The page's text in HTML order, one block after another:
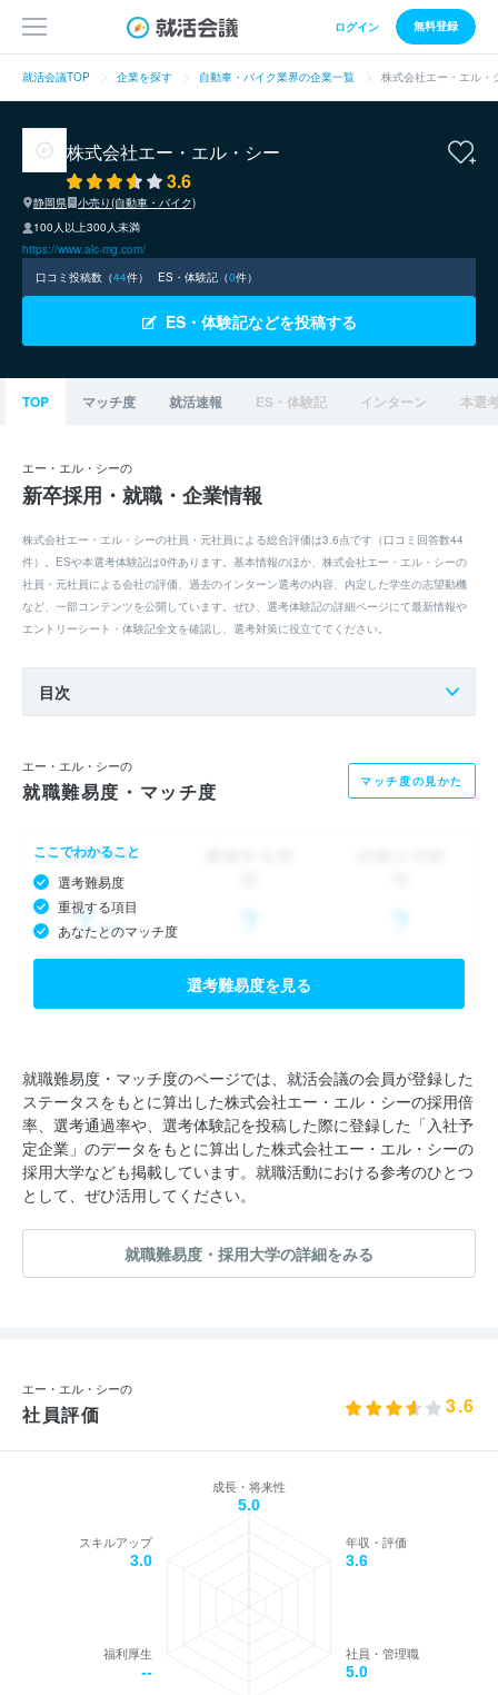
ログイン 無料登録
就活会議TOP 企業を探す 自動車・バイク業界の企業一覧 株式会社エー・エル・
株式会社エー・エル・シー
3.6
静岡県
小売り(自動車・バイク)
100人以上300人未満
https://www.alc-mg.com/
口コミ投稿数（44件） ES・体験記（0件）
ES・体験記などを投稿する
TOP マッチ度 就活速報 ES・体験記 インターン 本選
エー・エル・シーの
新卒採用・就職・企業情報
株式会社エー・エル・シーの社員・元社員による総合評価は3.6点です（口コミ回答数44
件）。ESや本選考体験記は0件あります。基本情報のほか、株式会社エー・エル・シーの
社員・元社員による会社の評価、過去のインターン選考の内容、内定した学生の志望動機
など、一部コンテンツを公開しています。ぜひ、選考体験記の詳細ページにて最新情報や
エントリーシート・体験記全文を確認し、選考対策に役立ててください。
目次
エー・エル・シーの
就職難易度・マッチ度 マッチ度の見かた
ここでわかること
選考難易度
重視する項目
あなたとのマッチ度
選考難易度を見る
就職難易度・マッチ度のページでは、就活会議の会員が登録した
ステータスをもとに算出した株式会社エー・エル・シーの採用倍
率、選考通過率や、選考体験記を投稿した際に登録した「入社予
定企業」のデータをもとに算出した株式会社エー・エル・シーの
採用大学なども掲載しています。就職活動における参考のひとつ
として、ぜひ活用してください。
就職難易度・採用大学の詳細をみる
エー・エル・シーの
社員評価 3.6
成長・将来性
5.0
年収・評価
3.6
社員・管理職
5.0
福利厚生
--
スキルアップ
3.0